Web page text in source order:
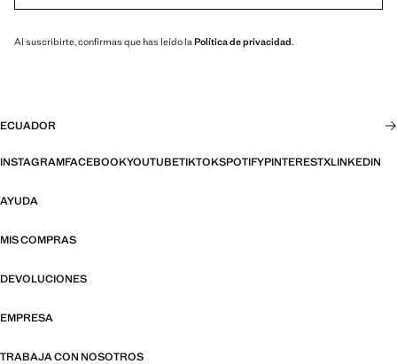
Al suscribirte, confirmas que has leído laPolítica de privacidad.
ECUADOR
INSTAGRAMFACEBOOKYOUTUBETIKTOKSPOTIFYPINTERESTXLINKEDIN
AYUDA
MIS COMPRAS
DEVOLUCIONES
EMPRESA
TRABAJA CON NOSOTROS